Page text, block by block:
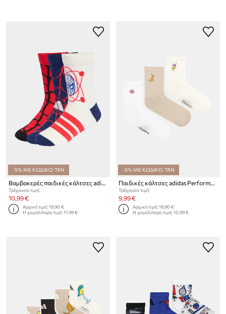
-5% ΜΕ ΚΩΔΙΚΟ: TAN
Βαμβακερές παιδικές κάλτσες adidas Performance Marvel 3-pack
Τρέχουσα τιμή:
10,99 €
Αρχική τιμή:19,90 €
Η χαμηλότερη τιμή:11,99 €
-5% ΜΕ ΚΩΔΙΚΟ: TAN
Παιδικές κάλτσες adidas Performance 3-pack
Τρέχουσα τιμή:
9,99 €
Αρχική τιμή:19,90 €
Η χαμηλότερη τιμή:10,99 €